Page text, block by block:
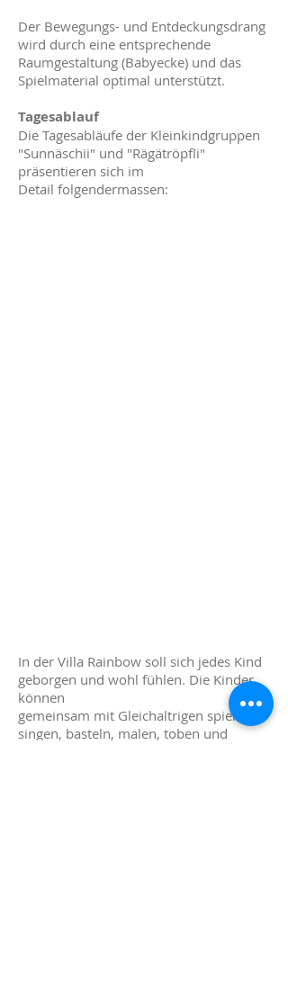
Der Bewegungs- und Entdeckungsdrang
wird durch eine entsprechende
Raumgestaltung (Babyecke) und das
Spielmaterial optimal unterstützt.
Tagesablauf
Die Tagesabläufe der Kleinkindgruppen
"Sunnäschii" und "Rägätröpfli"
präsentieren sich im
Detail folgendermassen:
In der Villa Rainbow soll sich jedes Kind
geborgen und wohl fühlen. Die Kinder
können
gemeinsam mit Gleichaltrigen spielen,
singen, basteln, malen, toben und